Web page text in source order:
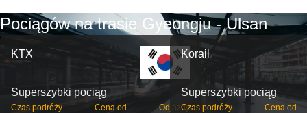
Pociągów na trasie Gyeongju - Ulsan
KTX
Superszybki pociąg
Czas podróży Cena od Odjazdy
Korail
Superszybki pociąg
Czas podróży Cena od